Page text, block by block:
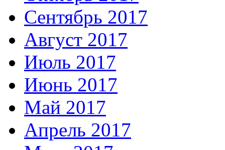
Сентябрь 2017
Август 2017
Июль 2017
Июнь 2017
Май 2017
Апрель 2017